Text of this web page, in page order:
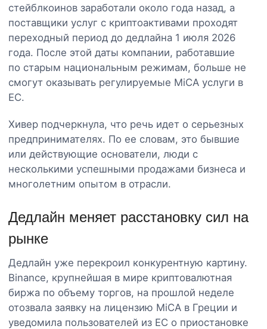
стейблкоинов заработали около года назад, а
поставщики услуг с криптоактивами проходят
переходный период до дедлайна 1 июля 2026
года. После этой даты компании, работавшие
по старым национальным режимам, больше не
смогут оказывать регулируемые MiCA услуги в
ЕС.
Хивер подчеркнула, что речь идет о серьезных
предпринимателях. По ее словам, это бывшие
или действующие основатели, люди с
несколькими успешными продажами бизнеса и
многолетним опытом в отрасли.
Дедлайн меняет расстановку сил на
рынке
Дедлайн уже перекроил конкурентную картину.
Binance, крупнейшая в мире криптовалютная
биржа по объему торгов, на прошлой неделе
отозвала заявку на лицензию MiCA в Греции и
уведомила пользователей из ЕС о приостановке